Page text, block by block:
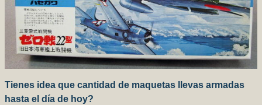
Tienes idea que cantidad de maquetas llevas armadas
hasta el día de hoy?